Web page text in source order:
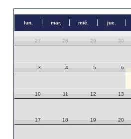
lun. mar. mié. jue.
27 28 29 30
3 4 5 6
10 11 12 13
17 18 19 20